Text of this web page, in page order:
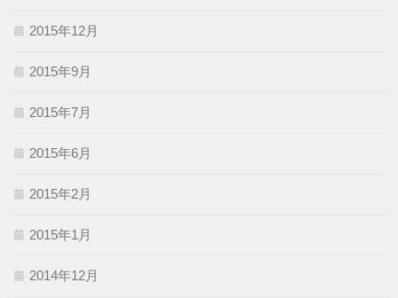
2015年12月
2015年9月
2015年7月
2015年6月
2015年2月
2015年1月
2014年12月